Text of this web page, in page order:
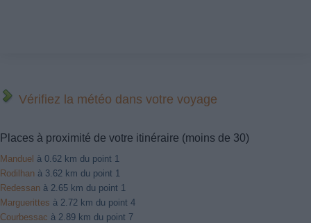
Vérifiez la météo dans votre voyage
Places à proximité de votre itinéraire (moins de 30)
Manduel à 0.62 km du point 1
Rodilhan à 3.62 km du point 1
Redessan à 2.65 km du point 1
Marguerittes à 2.72 km du point 4
Courbessac à 2.89 km du point 7